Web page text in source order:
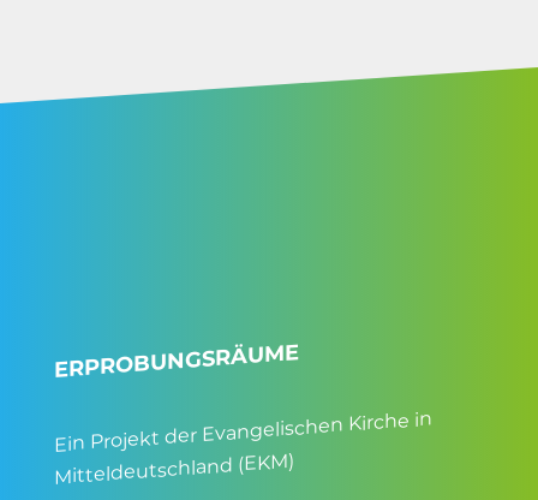
ERPROBUNGSRÄUME
Ein Projekt der Evangelischen Kirche in
Mitteldeutschland (EKM)